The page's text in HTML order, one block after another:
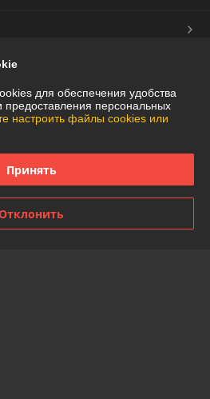
Deal.by
для обеспечения удобства
предоставления персональных
настроить файлы cookies или
Принять